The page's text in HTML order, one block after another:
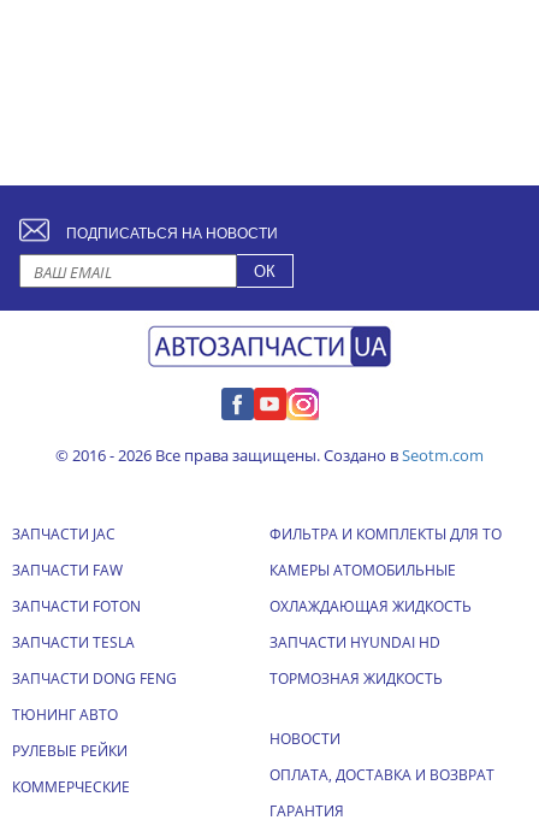
ПОДПИСАТЬСЯ НА НОВОСТИ
© 2016 - 2026 Все права защищены. Создано вSeotm.com
ЗАПЧАСТИ JAC
ЗАПЧАСТИ FAW
ЗАПЧАСТИ FOTON
ЗАПЧАСТИ TESLA
ЗАПЧАСТИ DONG FENG
ТЮНИНГ АВТО
РУЛЕВЫЕ РЕЙКИ
КОММЕРЧЕСКИЕ
ФИЛЬТРА И КОМПЛЕКТЫ ДЛЯ ТО
КАМЕРЫ АТОМОБИЛЬНЫЕ
ОХЛАЖДАЮЩАЯ ЖИДКОСТЬ
ЗАПЧАСТИ HYUNDAI HD
ТОРМОЗНАЯ ЖИДКОСТЬ
НОВОСТИ
ОПЛАТА, ДОСТАВКА И ВОЗВРАТ
ГАРАНТИЯ